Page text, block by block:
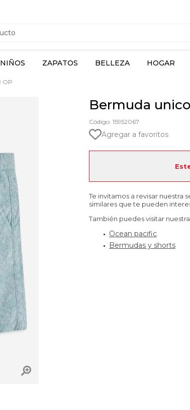
NIÑOS ZAPATOS BELLEZA HOGAR
OP
Bermuda
Código: 15952067
Agregar a favoritos
Te invitamos a revisar nuestra
similares que te pueden
También puedes visitar
Ocean pacific
Bermudas y shorts